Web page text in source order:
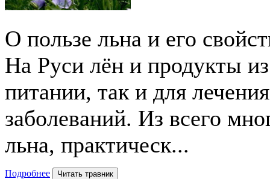
О пользе льна и его
На Руси лён и продукты
питании, так и для
заболеваний. Из всего
льна, практическ...
Подробнее Читать травник